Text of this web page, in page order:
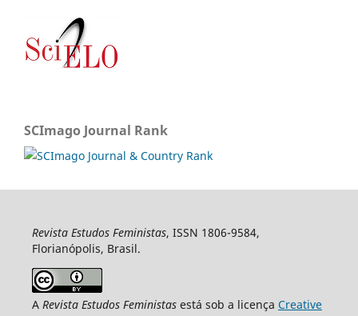
SCImago Journal Rank
Revista Estudos Feministas, ISSN 1806-9584,
Florianópolis, Brasil.
A Revista Estudos Feministasestá sob a licença Creative